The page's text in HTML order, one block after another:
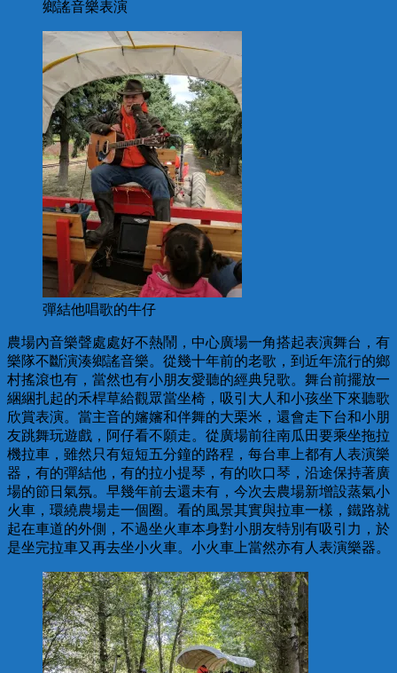
鄉謠音樂表演
彈結他唱歌的牛仔
農場內音樂聲處處好不熱鬧，中心廣場一角搭起表演舞台，有
樂隊不斷演湊鄉謠音樂。從幾十年前的老歌，到近年流行的鄉
村搖滾也有，當然也有小朋友愛聽的經典兒歌。舞台前擺放一
綑綑扎起的禾桿草給觀眾當坐椅，吸引大人和小孩坐下來聽歌
欣賞表演。當主音的嬸嬸和伴舞的大栗米，還會走下台和小朋
友跳舞玩遊戲，阿仔看不願走。從廣場前往南瓜田要乘坐拖拉
機拉車，雖然只有短短五分鐘的路程，每台車上都有人表演樂
器，有的彈結他，有的拉小提琴，有的吹口琴，沿途保持著廣
場的節日氣氛。早幾年前去還未有，今次去農場新增設蒸氣小
火車，環繞農場走一個圈。看的風景其實與拉車一樣，鐵路就
起在車道的外側，不過坐火車本身對小朋友特別有吸引力，於
是坐完拉車又再去坐小火車。小火車上當然亦有人表演樂器。